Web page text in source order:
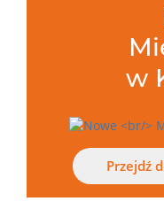
w
Przejdź